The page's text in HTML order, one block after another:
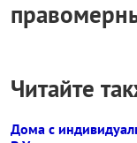
Читайте
Дома с